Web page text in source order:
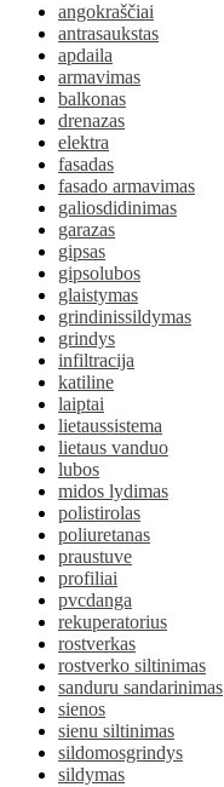
angokraščiai
antrasaukstas
apdaila
armavimas
balkonas
drenazas
elektra
fasadas
fasado armavimas
galiosdidinimas
garazas
gipsas
gipsolubos
glaistymas
grindinissildymas
grindys
infiltracija
katiline
laiptai
lietaussistema
lietaus vanduo
lubos
midos lydimas
polistirolas
poliuretanas
praustuve
profiliai
pvcdanga
rekuperatorius
rostverkas
rostverko siltinimas
sanduru sandarinimas
sienos
sienu siltinimas
sildomosgrindys
sildymas